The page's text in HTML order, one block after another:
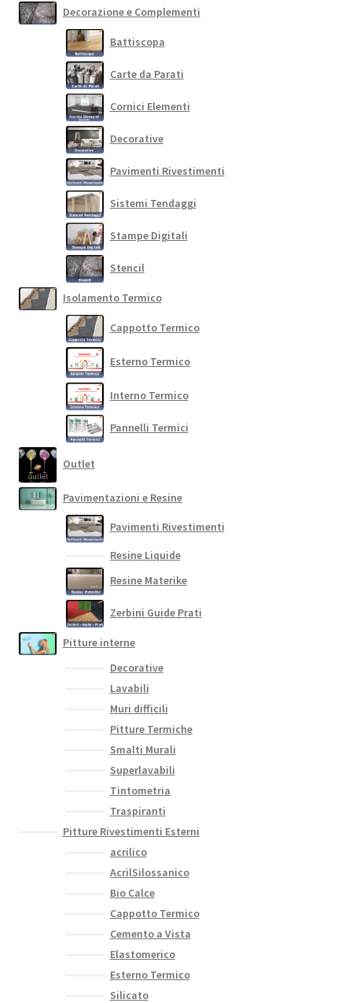
Decorazione e Complementi
Battiscopa
Carte da Parati
Cornici Elementi
Decorative
Pavimenti Rivestimenti
Sistemi Tendaggi
Stampe Digitali
Stencil
Isolamento Termico
Cappotto Termico
Esterno Termico
Interno Termico
Pannelli Termici
Outlet
Pavimentazioni e Resine
Pavimenti Rivestimenti
Resine Liquide
Resine Materike
Zerbini Guide Prati
Pitture interne
Decorative
Lavabili
Muri difficili
Pitture Termiche
Smalti Murali
Superlavabili
Tintometria
Traspiranti
Pitture Rivestimenti Esterni
acrilico
AcrilSilossanico
Bio Calce
Cappotto Termico
Cemento a Vista
Elastomerico
Esterno Termico
Silicato